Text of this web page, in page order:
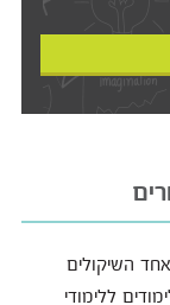
השיקולים
ללימודי